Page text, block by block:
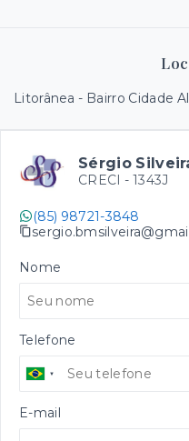
Litorânea - Bairro Cidade
Sérgio
CRECI - 1343J
(85) 98721-3848
Nome
Telefone
E-mail